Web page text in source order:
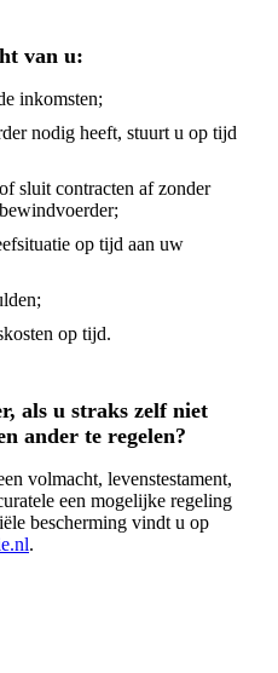
van u:
inkomsten;
nodig heeft, stuurt u op tijd
sluit contracten af zonder
op tijd aan uw
op tijd.
als u straks zelf niet
ander te regelen?
volmacht, levenstestament,
een mogelijke regeling
bescherming vindt u op
.